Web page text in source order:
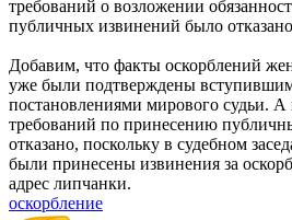
требований о возложении
публичных извинений было
Добавим, что факты оскорблений
уже были подтверждены
постановлениями мирового судьи. А
требований по принесению
отказано, поскольку в судебном
были принесены извинения за
адрес липчанки.
оскорбление